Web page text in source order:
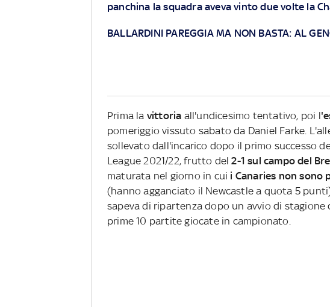
panchina la squadra aveva vinto due volte la
BALLARDINI PAREGGIA MA NON BASTA: AL
Prima la vittoria all'undicesimo tentativo, poi l
pomeriggio vissuto sabato da Daniel Farke.
sollevato dall'incarico dopo il primo successo
League 2021/22, frutto del2-1 sul campo del
maturata nel giorno in cui i Canaries non sono
(hanno agganciato il Newcastle a quota 5
sapeva di ripartenza dopo un avvio di
prime 10 partite giocate in campionato.